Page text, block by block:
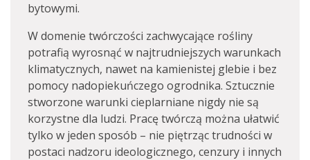
bytowymi.
W domenie twórczości zachwycające rośliny
potrafią wyrosnąć w najtrudniejszych warunkach
klimatycznych, nawet na kamienistej glebie i bez
pomocy nadopiekuńczego ogrodnika. Sztucznie
stworzone warunki cieplarniane nigdy nie są
korzystne dla ludzi. Pracę twórczą można ułatwić
tylko w jeden sposób – nie piętrząc trudności w
postaci nadzoru ideologicznego, cenzury i innych